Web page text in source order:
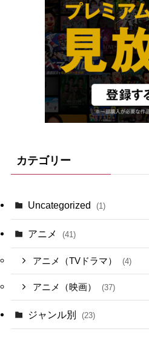
カテゴリー
Uncategorized (1)
アニメ (41)
アニメ（TVドラマ） (4)
アニメ（映画） (37)
ジャンル別 (23)